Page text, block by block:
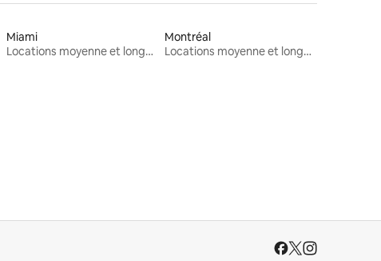
Miami
Locations moyenne et longue durée
Montréal
Locations moyenne et longue durée